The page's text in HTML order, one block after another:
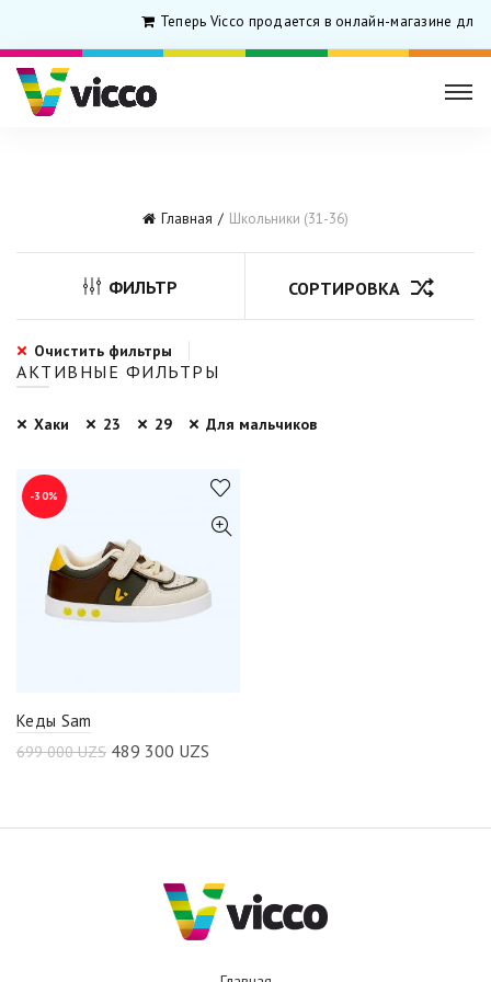
Теперь Vicco продается в онлайн-магазине для
Главная Школьники (31-36)
ФИЛЬТР СОРТИРОВКА
Очистить фильтры
АКТИВНЫЕ ФИЛЬТРЫ
Хаки 23 29 Для мальчиков
-30%
Кеды Sam
699 000UZS 489 300 UZS